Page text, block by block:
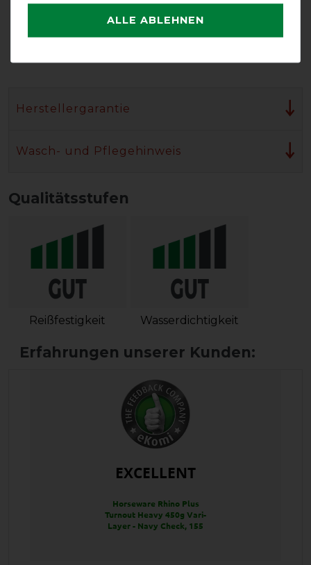
Herstellergarantie
Wasch- und Pflegehinweis
Qualitätsstufen
Reißfestigkeit Wasserdichtigkeit
EXCELLENT
Horseware Rhino Plus
Turnout Heavy 450g Vari-
Layer - Navy Check, 155
ALLE ABLEHNEN